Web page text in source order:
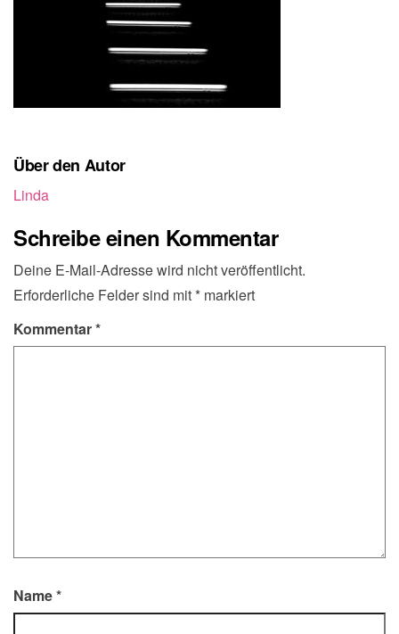
Über den Autor
Linda
Schreibe einen Kommentar
Deine E-Mail-Adresse wird nicht veröffentlicht.
Erforderliche Felder sind mit * markiert
Kommentar*
Name*